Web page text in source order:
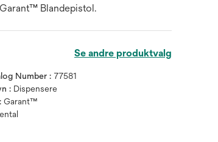
Blandepistol.
Se andre produktvalg
Number : 77581
: Dispensere
Garant™